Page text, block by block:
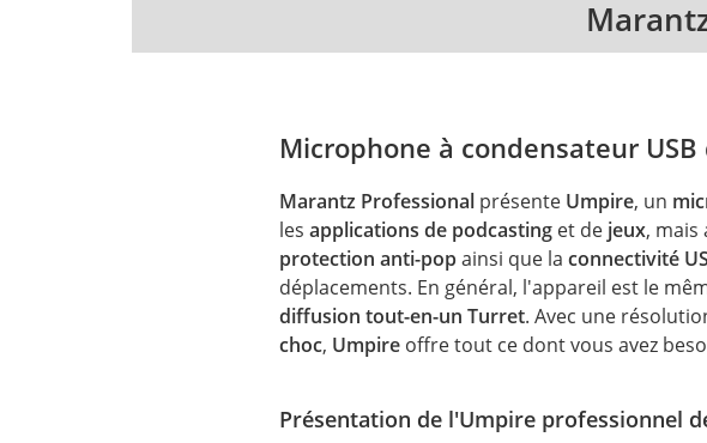
Microphone à condensateur
Marantz Professional présente Umpire, un
lesapplications de podcasting et de jeux, mais
protection anti-popainsi que laconnectivité
déplacements. En général, l'appareil est le
diffusion tout-en-un Turret. Avec une
choc, Umpire offre tout ce dont vous avez
Présentation de l'Umpire professionnel